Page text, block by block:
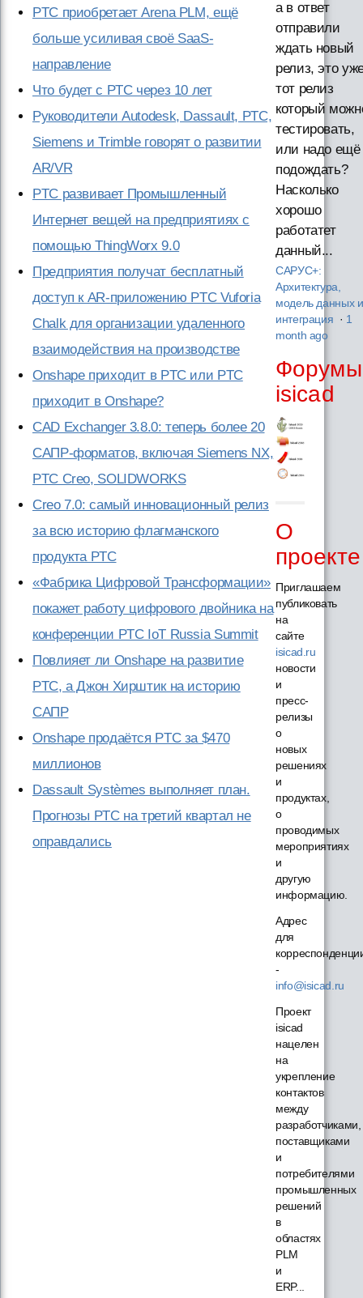
PTC приобретает Arena PLM, ещё
больше усиливая своё SaaS-
направление
Что будет с PTC через 10 лет
Руководители Autodesk, Dassault, PTC,
Siemens и Trimble говорят о развитии
AR/VR
PTC развивает Промышленный
Интернет вещей на предприятиях с
помощью ThingWorx 9.0
Предприятия получат бесплатный
доступ к AR-приложению PTC Vuforia
Chalk для организации удаленного
взаимодействия на производстве
Onshape приходит в PTC или PTC
приходит в Onshape?
CAD Exchanger 3.8.0: теперь более 20
САПР-форматов, включая Siemens NX,
PTC Creo, SOLIDWORKS
Creo 7.0: самый инновационный релиз
за всю историю флагманского
продукта PTC
«Фабрика Цифровой Трансформации»
покажет работу цифрового двойника на
конференции PTC IoT Russia Summit
Повлияет ли Onshape на развитие
PTC, а Джон Хирштик на историю
САПР
Onshape продаётся PTC за $470
миллионов
Dassault Systèmes выполняет план.
Прогнозы PTC на третий квартал не
оправдались
а в ответ
отправили
ждать новый
релиз, это
тот релиз
который
тестировать,
или надо ещё
подождать?
Насколько
хорошо
работатет
данный...
САРУС+:
Архитектура,
модель данных и
интеграция · 1
month ago
Форумы
isicad
О
проекте
Приглашаем
публиковать
на
сайте
isicad.ru
новости
и
пресс-
релизы
о
новых
решениях
и
продуктах,
о
проводимых
мероприятиях
и
другую
информацию.
Адрес
для
-
info@isicad.ru
Проект
isicad
нацелен
на
укрепление
контактов
между
разработчиками,
поставщиками
и
потребителями
промышленных
решений
в
областях
PLM
и
ERP...